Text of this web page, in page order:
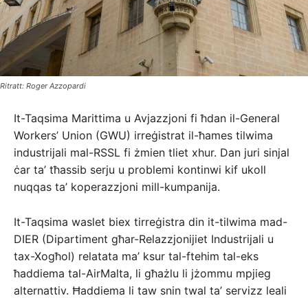
Ritratt: Roger Azzopardi
It-Taqsima Marittima u Avjazzjoni fi ħdan il-General
Workers’ Union (GWU) irreġistrat il-ħames tilwima
industrijali mal-RSSL fi żmien tliet xhur. Dan juri sinjal
ċar ta’ tħassib serju u problemi kontinwi kif ukoll
nuqqas ta’ koperazzjoni mill-kumpanija.
It-Taqsima waslet biex tirreġistra din it-tilwima mad-
DIER (Dipartiment għar-Relazzjonijiet Industrijali u
tax-Xogħol) relatata ma’ ksur tal-ftehim tal-eks
ħaddiema tal-AirMalta, li għażlu li jżommu mpjieg
alternattiv. Ħaddiema li taw snin twal ta’ servizz leali